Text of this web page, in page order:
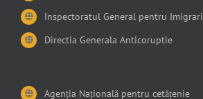
Inspectoratul General pentru Imigrari
Directia Generala Anticoruptie
Agenția Națională pentru cetățenie